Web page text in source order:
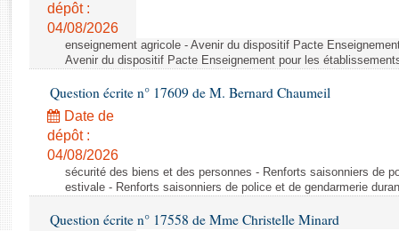
Rapports législatifs
Baromètre de l’application des lois
Dossiers législatifs
Budget et sécurité sociale
Questions écrites et orales
Comptes rendus des débats
dépôt :
04/08/2026
enseignement agricole - Avenir du dispositif Pacte
Avenir du dispositif Pacte Enseignement pour les
Question écrite n° 17609 de M. Bernard Chaumeil
Date de
dépôt :
04/08/2026
sécurité des biens et des personnes - Renforts saisonniers de
estivale - Renforts saisonniers de police et de gendarmerie
Question écrite n° 17558 de Mme Christelle Minard